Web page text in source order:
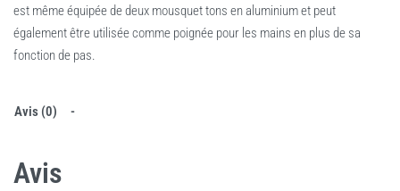
est même équipée de deux mousquet tons en aluminium et peut
également être utilisée comme poignée pour les mains en plus de sa
fonction de pas.
Avis (0)
Avis